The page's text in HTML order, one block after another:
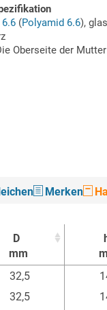
6.6 (Polyamid 6.6),
Oberseite der
Merken
D
mm
D
32,5
32,5